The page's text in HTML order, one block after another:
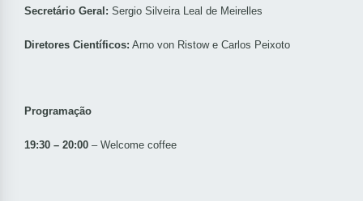
Secretário Geral: Sergio Silveira Leal de Meirelles
Diretores Científicos: Arno von Ristow e Carlos Peixoto
Programação
19:30 – 20:00 – Welcome coffee